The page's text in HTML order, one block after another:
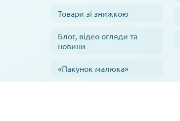
Товари зі знижкою
Блог, відео огляди та
новини
«Пакунок малюка»